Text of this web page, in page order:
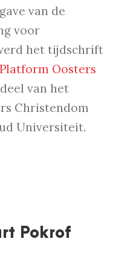
van de
voor
het tijdschrift
Platform Oosters
van het
Christendom
Universiteit.
Pokrof